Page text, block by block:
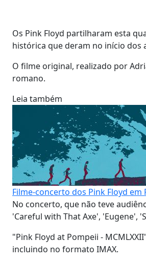
Os Pink Floyd partilharam esta
histórica que deram no início dos
O filme original, realizado por
romano.
Leia também
Filme-concerto dos Pink Floyd
No concerto, que não teve
'Careful with That Axe', 'Eugene',
"Pink Floyd at Pompeii -
incluindo no formato IMAX.